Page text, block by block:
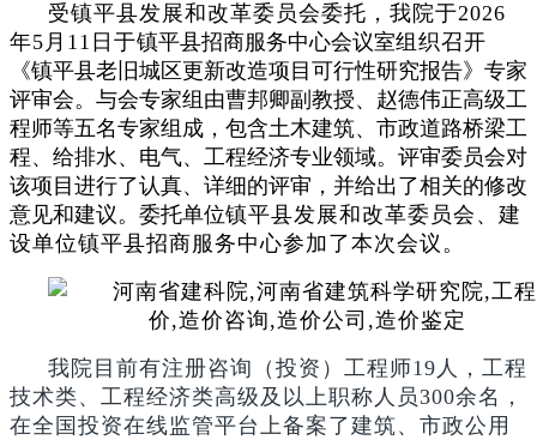
受镇平县发展和改革委员会委托，我院于2026
年5月11日于镇平县招商服务中心会议室组织召开
《镇平县老旧城区更新改造项目可行性研究报告》 专家
评审会。与会专家组由曹邦卿副教授、赵德伟正高级工
程师等五名专家组成，包含土木建筑、市政道路桥梁工
程、给排水、电气、工程经济专业领域。评审委员会对
该项目进行了认真、详细的评审，并给出了相关的修改
意见和建议。委托单位镇平县发展和改革委员会、建
设单位镇平县招商服务中心参加了本次会议。
我院目前有注册咨询（投资）工程师19人，工程
技术类、工程经济类高级及以上职称人员300余名，
在全国投资在线监管平台上备案了建筑、市政公用